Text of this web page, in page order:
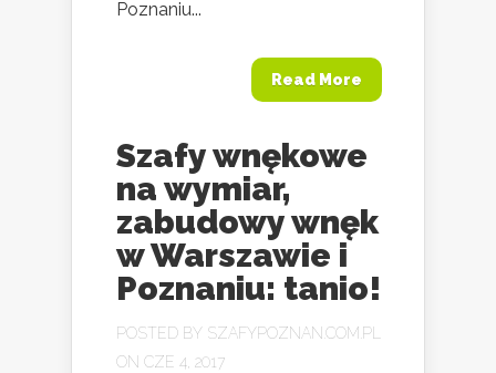
Poznaniu...
Read More
Szafy wnękowe
na wymiar,
zabudowy wnęk
w Warszawie i
Poznaniu: tanio!
POSTED BY SZAFYPOZNAN.COM.PL
ON CZE 4, 2017